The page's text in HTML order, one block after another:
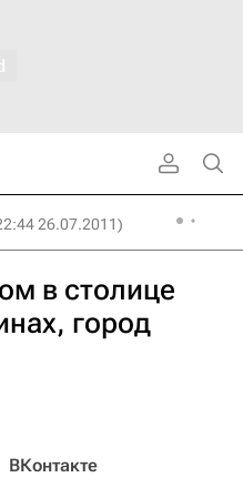
26.07.2011)
в столице
город
ВКонтакте